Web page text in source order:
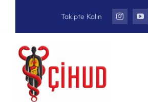
Takipte Kalın